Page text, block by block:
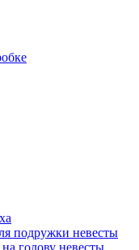
подружки невесты